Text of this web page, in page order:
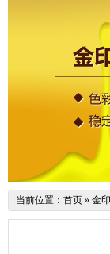
当前位置： 首页 » 金